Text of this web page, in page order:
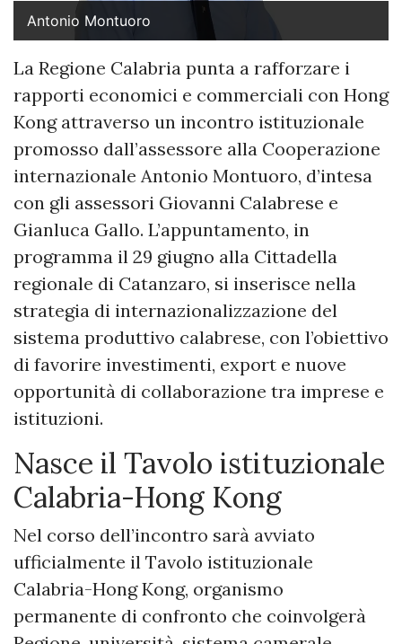
Antonio Montuoro
La Regione Calabria punta a rafforzare i
rapporti economici e commerciali con Hong
Kong attraverso un incontro istituzionale
promosso dall’assessore alla Cooperazione
internazionale Antonio Montuoro, d’intesa
con gli assessori Giovanni Calabrese e
Gianluca Gallo. L’appuntamento, in
programma il 29 giugno alla Cittadella
regionale di Catanzaro, si inserisce nella
strategia di internazionalizzazione del
sistema produttivo calabrese, con l’obiettivo
di favorire investimenti, export e nuove
opportunità di collaborazione tra imprese e
istituzioni.
Nasce il Tavolo istituzionale
Calabria-Hong Kong
Nel corso dell’incontro sarà avviato
ufficialmente il Tavolo istituzionale
Calabria-Hong Kong, organismo
permanente di confronto che coinvolgerà